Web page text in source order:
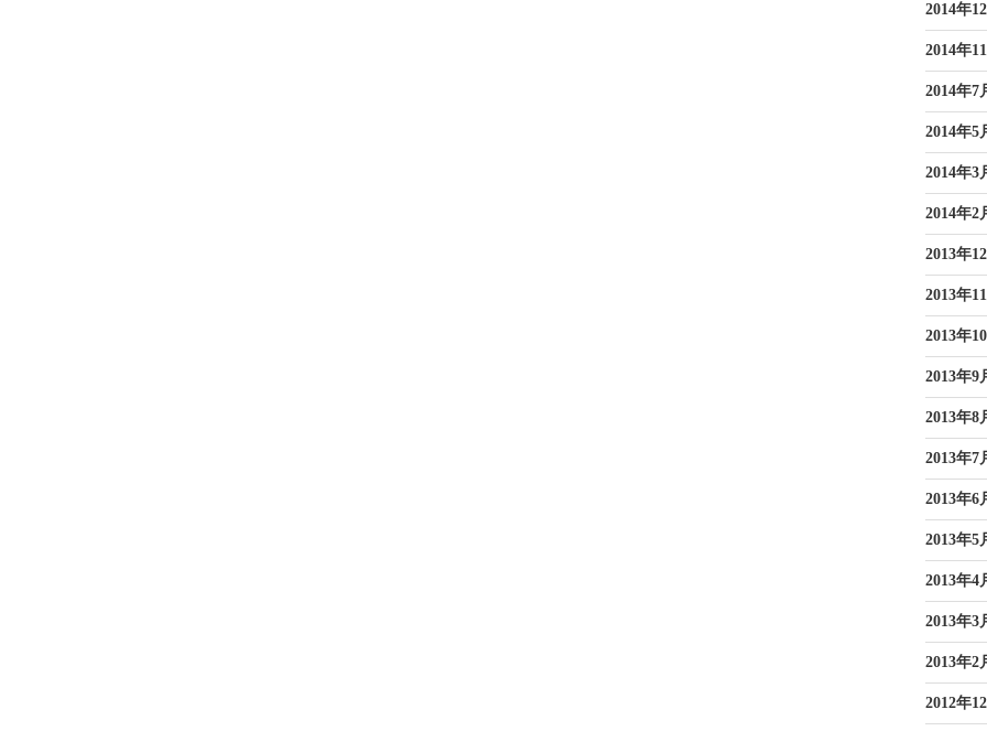
2014年12
2014年11
2014年7
2014年5
2014年3
2014年2
2013年12
2013年11
2013年10
2013年9
2013年8
2013年7
2013年6
2013年5
2013年4
2013年3
2013年2
2012年12